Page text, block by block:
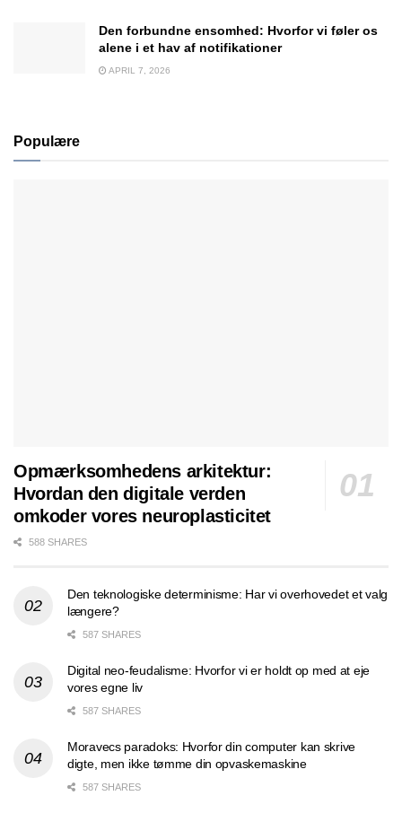
Den forbundne ensomhed: Hvorfor vi føler os
alene i et hav af notifikationer
APRIL 7, 2026
Populære
Opmærksomhedens arkitektur:
Hvordan den digitale verden
omkoder vores neuroplasticitet
588 SHARES
Den teknologiske determinisme: Har vi overhovedet et valg
længere?
587 SHARES
Digital neo-feudalisme: Hvorfor vi er holdt op med at eje
vores egne liv
587 SHARES
Moravecs paradoks: Hvorfor din computer kan skrive
digte, men ikke tømme din opvaskemaskine
587 SHARES